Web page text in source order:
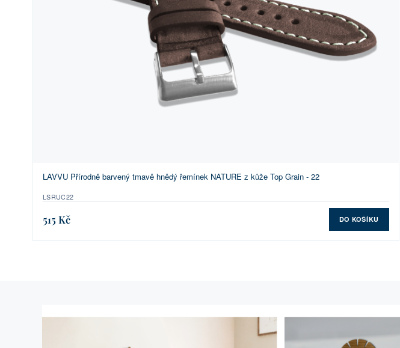
LAVVU Přírodně barvený tmavě hnědý řemínek NATURE z kůže Top Grain - 22
LSRUC22
515 Kč DO KOŠÍKU